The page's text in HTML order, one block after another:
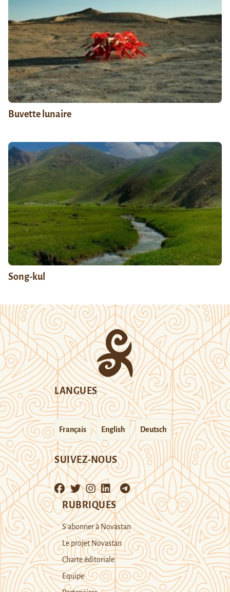
Buvette lunaire
Song-kul
LANGUES
Français English Deutsch
SUIVEZ-NOUS
RUBRIQUES
S’abonner à Novastan
Le projet Novastan
Charte éditoriale
Equipe